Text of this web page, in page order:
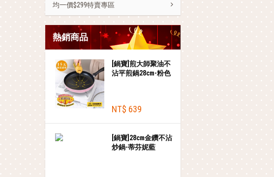
均一價$299特賣專區
熱銷商品
[鍋寶]煎大師聚油不
沾平煎鍋28cm-粉色
NT$ 639
[鍋寶]28cm金鑽不沾
炒鍋-蒂芬妮藍